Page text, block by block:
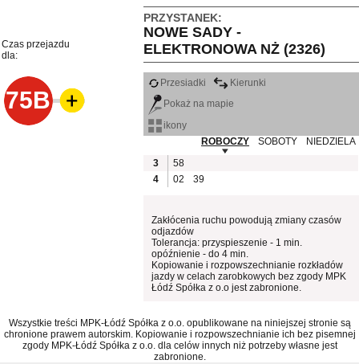
PRZYSTANEK:
NOWE SADY -
ELEKTRONOWA NŻ (2326)
Czas przejazdu
dla:
75B
Przesiadki
Kierunki
Pokaż na mapie
ikony
ROBOCZY
SOBOTY
NIEDZIELA
3
58
4
02 39
Zakłócenia ruchu powodują zmiany czasów
odjazdów
Tolerancja: przyspieszenie - 1 min.
opóźnienie - do 4 min.
Kopiowanie i rozpowszechnianie rozkładów
jazdy w celach zarobkowych bez zgody MPK
Łódź Spółka z o.o jest zabronione.
Wszystkie treści MPK-Łódź Spółka z o.o. opublikowane na niniejszej stronie są
chronione prawem autorskim. Kopiowanie i rozpowszechnianie ich bez pisemnej
zgody MPK-Łódź Spółka z o.o. dla celów innych niż potrzeby własne jest
zabronione.